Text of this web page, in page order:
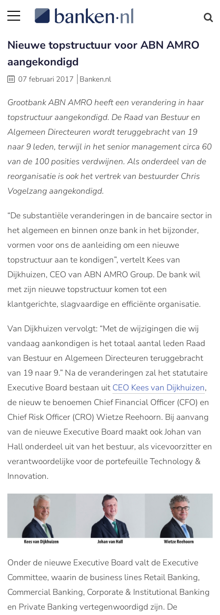
Nieuwe topstructuur voor ABN AMRO
aangekondigd
07 februari 2017 Banken.nl
Grootbank ABN AMRO heeft een verandering in haar
topstructuur aangekondigd. De Raad van Bestuur en
Algemeen Directeuren wordt teruggebracht van 19
naar 9 leden, terwijl in het senior management circa 60
van de 100 posities verdwijnen. Als onderdeel van de
reorganisatie is ook het vertrek van bestuurder Chris
Vogelzang aangekondigd.
“De substantiële veranderingen in de bancaire sector in
het algemeen en binnen onze bank in het bijzonder,
vormen voor ons de aanleiding om een nieuwe
topstructuur aan te kondigen”, vertelt Kees van
Dijkhuizen, CEO van ABN AMRO Group. De bank wil
met zijn nieuwe topstructuur komen tot een
klantgerichte, slagvaardige en efficiënte organisatie.
Van Dijkhuizen vervolgt: “Met de wijzigingen die wij
vandaag aankondigen is het totaal aantal leden Raad
van Bestuur en Algemeen Directeuren teruggebracht
van 19 naar 9.” Na de veranderingen zal het statutaire
Executive Board bestaan uit CEO Kees van Dijkhuizen,
de nieuw te benoemen Chief Financial Officer (CFO) en
Chief Risk Officer (CRO) Wietze Reehoorn. Bij aanvang
van de nieuwe Executive Board maakt ook Johan van
Hall onderdeel uit van het bestuur, als vicevoorzitter en
verantwoordelijke voor de portefeuille Technology &
Innovation.
Onder de nieuwe Executive Board valt de Executive
Committee, waarin de business lines Retail Banking,
Commercial Banking, Corporate & Institutional Banking
en Private Banking vertegenwoordigd zijn. De